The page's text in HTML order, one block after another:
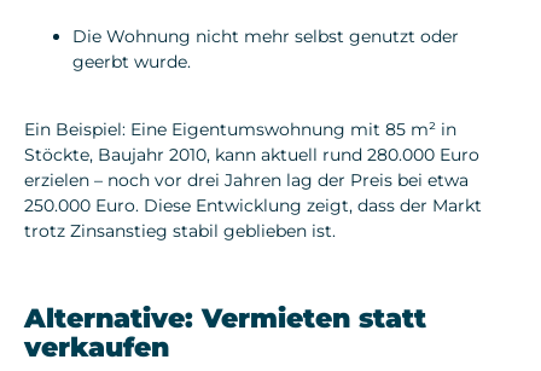
Die Wohnung nicht mehr selbst genutzt oder
geerbt wurde.
Ein Beispiel: Eine Eigentumswohnung mit 85 m² in
Stöckte, Baujahr 2010, kann aktuell rund 280.000 Euro
erzielen – noch vor drei Jahren lag der Preis bei etwa
250.000 Euro. Diese Entwicklung zeigt, dass der Markt
trotz Zinsanstieg stabil geblieben ist.
Alternative: Vermieten statt
verkaufen